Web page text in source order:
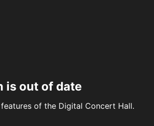
is out of date
of the Digital Concert Hall.